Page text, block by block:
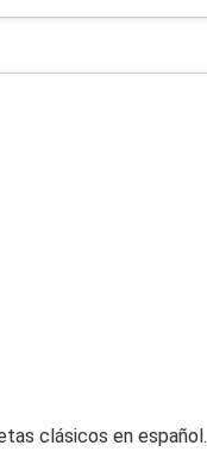
clásicos en español.